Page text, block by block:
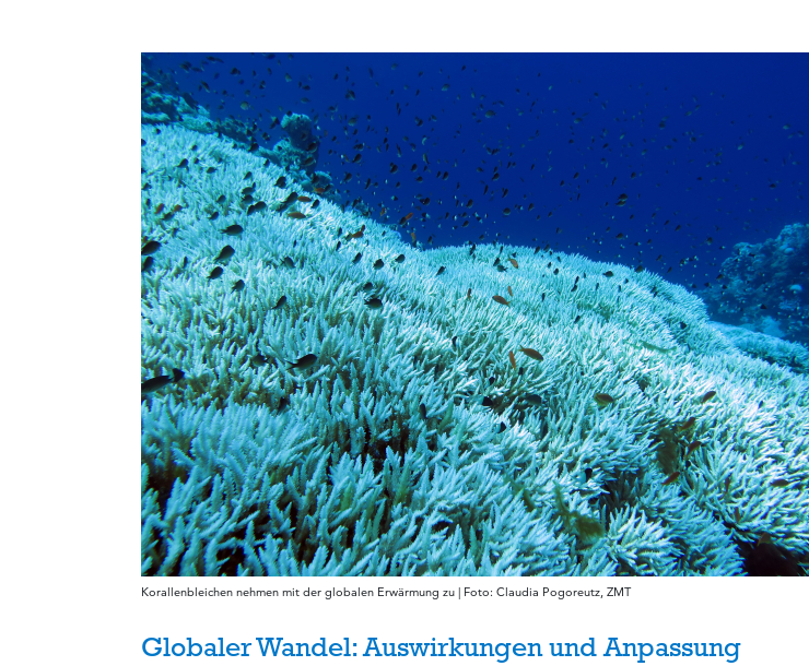
Korallenbleichen nehmen mit der globalen Erwärmung zu | Foto: Claudia Pogoreutz, ZMT
Globaler Wandel: Auswirkungen und Anpassung